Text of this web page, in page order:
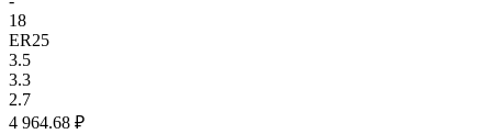
18
ER25
3.5
3.3
2.7
4 964.68 ₽